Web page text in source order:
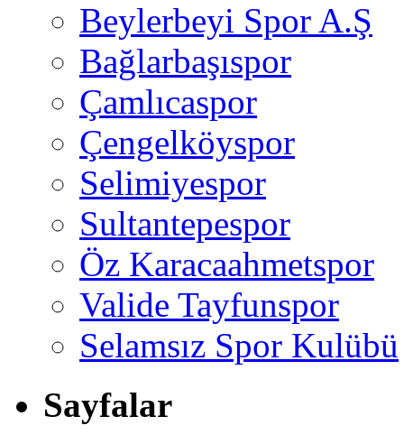
Beylerbeyi Spor A.Ş
Bağlarbaşıspor
Çamlıcaspor
Çengelköyspor
Selimiyespor
Sultantepespor
Öz Karacaahmetspor
Valide Tayfunspor
Selamsız Spor Kulübü
Sayfalar